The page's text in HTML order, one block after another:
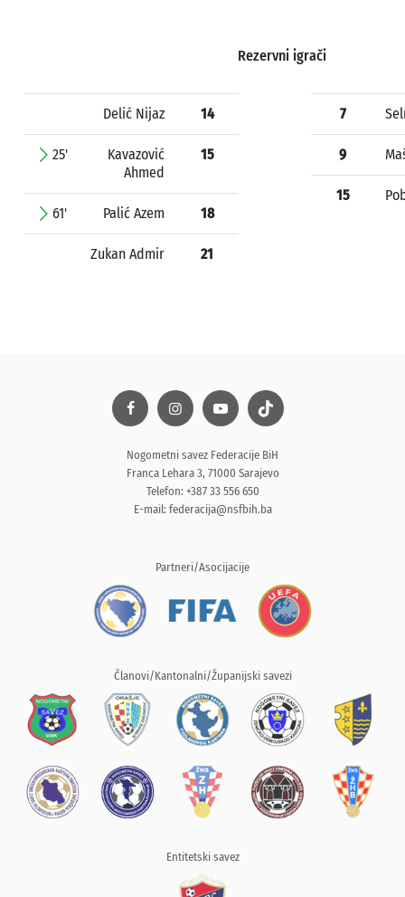
Rezervni igrači
Delić Nijaz 14
25'
Kavazović
Ahmed
15
61' Palić Azem 18
Zukan Admir 21
7
9
15
Nogometni savez Federacije BiH
Franca Lehara 3, 71000 Sarajevo
Telefon: +387 33 556 650
E-mail: federacija@nsfbih.ba
Partneri/Asocijacije
Članovi/Kantonalni/Županijski savezi
Entitetski savez